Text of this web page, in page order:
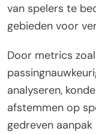
van spelers te
gebieden voor
Door metrics
analyseren,
afstemmen op
gedreven